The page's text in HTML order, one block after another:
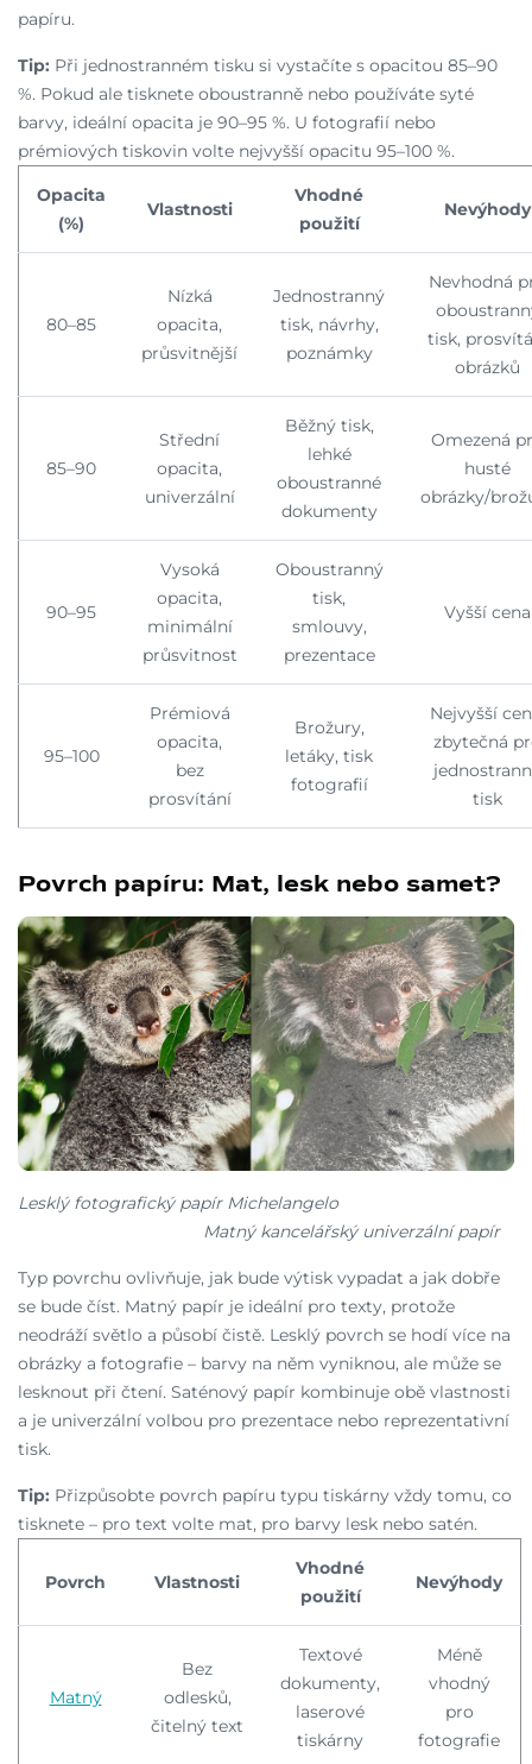
papíru.
Tip: Při jednostranném tisku si vystačíte s opacitou 85–90
%. Pokud ale tisknete oboustranně nebo používáte syté
barvy, ideální opacita je 90–95 %. U fotografií nebo
prémiových tiskovin volte nejvyšší opacitu 95–100 %.
Opacita
(%)
Vlastnosti
Vhodné
použití
Nevýhody
80–85
Nízká
opacita,
průsvitnější
Jednostranný
tisk, návrhy,
poznámky
Nevhodná
tisk,
obrázků
85–90
Střední
opacita,
univerzální
Běžný tisk,
lehké
oboustranné
dokumenty
Omezená
husté
obrázky/
90–95
Vysoká
opacita,
minimální
průsvitnost
Oboustranný
tisk,
smlouvy,
prezentace
Vyšší cena
95–100
Prémiová
opacita,
bez
prosvítání
Brožury,
letáky, tisk
fotografií
Nejvyšší
zbytečná
tisk
Povrch papíru: Mat, lesk nebo samet?
Lesklý fotografický papír Michelangelo
Matný kancelářský univerzální papír
Typ povrchu ovlivňuje, jak bude výtisk vypadat a jak dobře
se bude číst. Matný papír je ideální pro texty, protože
neodráží světlo a působí čistě. Lesklý povrch se hodí více na
obrázky a fotografie – barvy na něm vyniknou, ale může se
lesknout při čtení. Saténový papír kombinuje obě vlastnosti
a je univerzální volbou pro prezentace nebo reprezentativní
tisk.
Tip: Přizpůsobte povrch papíru typu tiskárny vždy tomu, co
tisknete – pro text volte mat, pro barvy lesk nebo satén.
Povrch Vlastnosti
Vhodné
použití
Nevýhody
Matný
Bez
odlesků,
čitelný text
Textové
dokumenty,
laserové
tiskárny
Méně
vhodný
pro
fotografie